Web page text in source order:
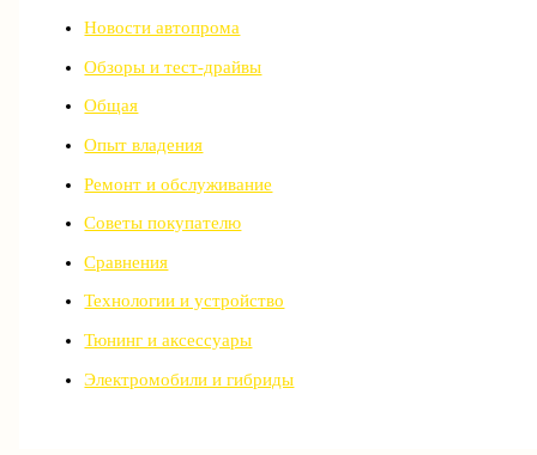
Новости автопрома
Обзоры и тест-драйвы
Общая
Опыт владения
Ремонт и обслуживание
Советы покупателю
Сравнения
Технологии и устройство
Тюнинг и аксессуары
Электромобили и гибриды